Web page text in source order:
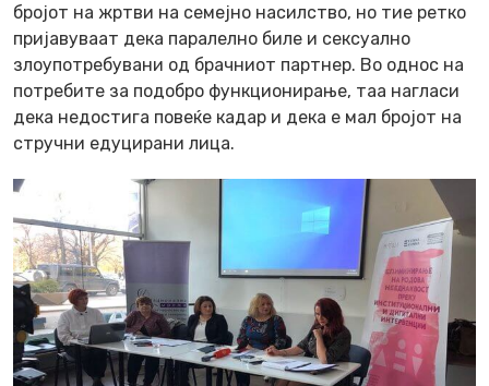
бројот на жртви на семејно насилство, но тие ретко
пријавуваат дека паралелно биле и сексуално
злоупотребувани од брачниот партнер. Во однос на
потребите за подобро функционирање, таа нагласи
дека недостига повеќе кадар и дека е мал бројот на
стручни едуцирани лица.